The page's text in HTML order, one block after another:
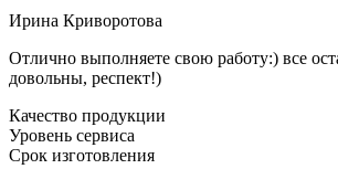
Ирина Криворотова
Отлично выполняете свою работу:) все
довольны, респект!)
Качество продукции
Уровень сервиса
Срок изготовления